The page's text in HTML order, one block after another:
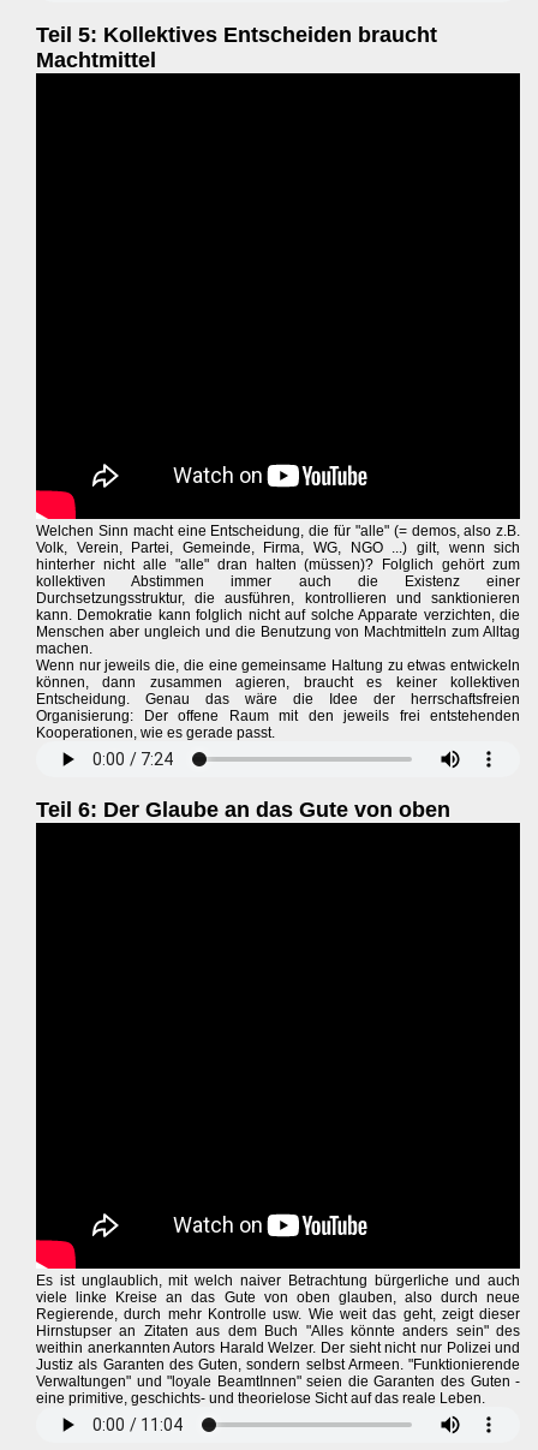
Teil 5: Kollektives Entscheiden braucht
Machtmittel
Welchen Sinn macht eine Entscheidung, die für "alle" (= demos, also z.B.
Volk, Verein, Partei, Gemeinde, Firma, WG, NGO ...) gilt, wenn sich
hinterher nicht alle "alle" dran halten (müssen)? Folglich gehört zum
kollektiven Abstimmen immer auch die Existenz einer
Durchsetzungsstruktur, die ausführen, kontrollieren und sanktionieren
kann. Demokratie kann folglich nicht auf solche Apparate verzichten, die
Menschen aber ungleich und die Benutzung von Machtmitteln zum Alltag
machen.
Wenn nur jeweils die, die eine gemeinsame Haltung zu etwas entwickeln
können, dann zusammen agieren, braucht es keiner kollektiven
Entscheidung. Genau das wäre die Idee der herrschaftsfreien
Organisierung: Der offene Raum mit den jeweils frei entstehenden
Kooperationen, wie es gerade passt.
Teil 6: Der Glaube an das Gute von oben
Es ist unglaublich, mit welch naiver Betrachtung bürgerliche und auch
viele linke Kreise an das Gute von oben glauben, also durch neue
Regierende, durch mehr Kontrolle usw. Wie weit das geht, zeigt dieser
Hirnstupser an Zitaten aus dem Buch "Alles könnte anders sein" des
weithin anerkannten Autors Harald Welzer. Der sieht nicht nur Polizei und
Justiz als Garanten des Guten, sondern selbst Armeen. "Funktionierende
Verwaltungen" und "loyale BeamtInnen" seien die Garanten des Guten -
eine primitive, geschichts- und theorielose Sicht auf das reale Leben.